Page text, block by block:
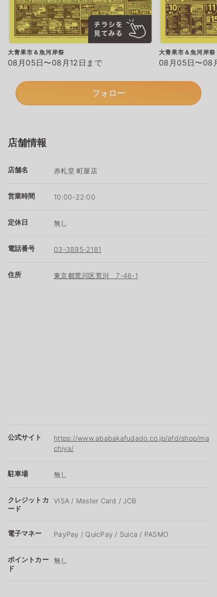
大青果市＆魚河岸祭
08月05日〜08月12日まで
大青果市＆魚河岸祭
08月05日〜08
フォロー
店舗情報
店舗名 赤札堂 町屋店
営業時間 10:00-22:00
定休日 無し
電話番号 03-3895-2181
住所 東京都荒川区荒川 7-46-1
公式サイト
https://www.ababakafudado.co.jp/afd/shop/ma
chiya/
駐車場 無し
クレジットカ
ード
VISA / Master Card / JCB
電子マネー PayPay / QuicPay / Suica / PASMO
ポイントカー
ド
無し